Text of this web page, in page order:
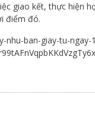
giao kết, thực hiện
điểm đó.
ban-giay-tu-ngay-